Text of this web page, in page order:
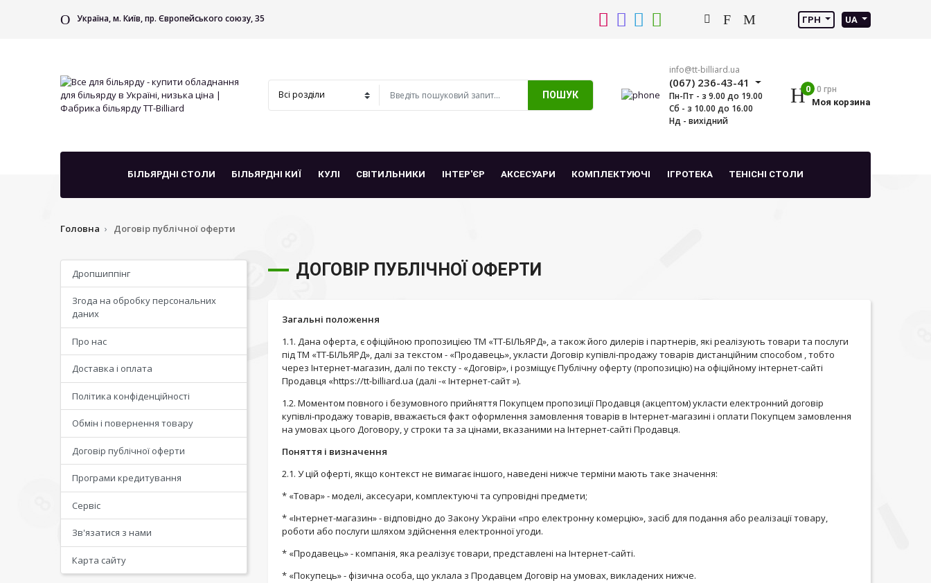
Україна, м. Київ, пр. Європейського союзу, 35 ГРН UA
ПОШУК
info@tt-billiard.ua
(067) 236-43-41
Пн-Пт - з 9.00 до 19.00
Сб - з 10.00 до 16.00
Нд - вихідний
0 0 грн
Моя корзина
БІЛЬЯРДНІ СТОЛИ БІЛЬЯРДНІ КИЇ КУЛІ СВІТИЛЬНИКИ ІНТЕР'ЄР АКСЕСУАРИ КОМПЛЕКТУЮЧІ ІГРОТЕКА ТЕНІСНІ СТОЛИ
Головна Договір публічної оферти
Дропшиппінг
Згода на обробку персональних
даних
Про нас
Доставка і оплата
Політика конфіденційності
Обмін і повернення товару
Договір публічної оферти
Програми кредитування
Сервіс
Зв'язатися з нами
Карта сайту
ДОГОВІР ПУБЛІЧНОЇ ОФЕРТИ
Загальні положення
1.1. Дана оферта, є офіційною пропозицією ТМ «ТТ-БІЛЬЯРД», а також його дилерів і партнерів, які реалізують товари та послуги
під ТМ «ТТ-БІЛЬЯРД», далі за текстом - «Продавець», укласти Договір купівлі-продажу товарів дистанційним способом , тобто
через Інтернет-магазин, далі по тексту - «Договір», і розміщує Публічну оферту (пропозицію) на офіційному інтернет-сайті
Продавця «https://tt-billiard.ua (далі -« Інтернет-сайт »).
1.2. Моментом повного і безумовного прийняття Покупцем пропозиції Продавця (акцептом) укласти електронний договір
купівлі-продажу товарів, вважається факт оформлення замовлення товарів в Інтернет-магазині і оплати Покупцем замовлення
на умовах цього Договору, у строки та за цінами, вказаними на Інтернет-сайті Продавця.
Поняття і визначення
2.1. У цій оферті, якщо контекст не вимагає іншого, наведені нижче терміни мають таке значення:
* «Товар» - моделі, аксесуари, комплектуючі та супровідні предмети;
* «Інтернет-магазин» - відповідно до Закону України «про електронну комерцію», засіб для подання або реалізації товару,
роботи або послуги шляхом здійснення електронної угоди.
* «Продавець» - компанія, яка реалізує товари, представлені на Інтернет-сайті.
* «Покупець» - фізична особа, що уклала з Продавцем Договір на умовах, викладених нижче.